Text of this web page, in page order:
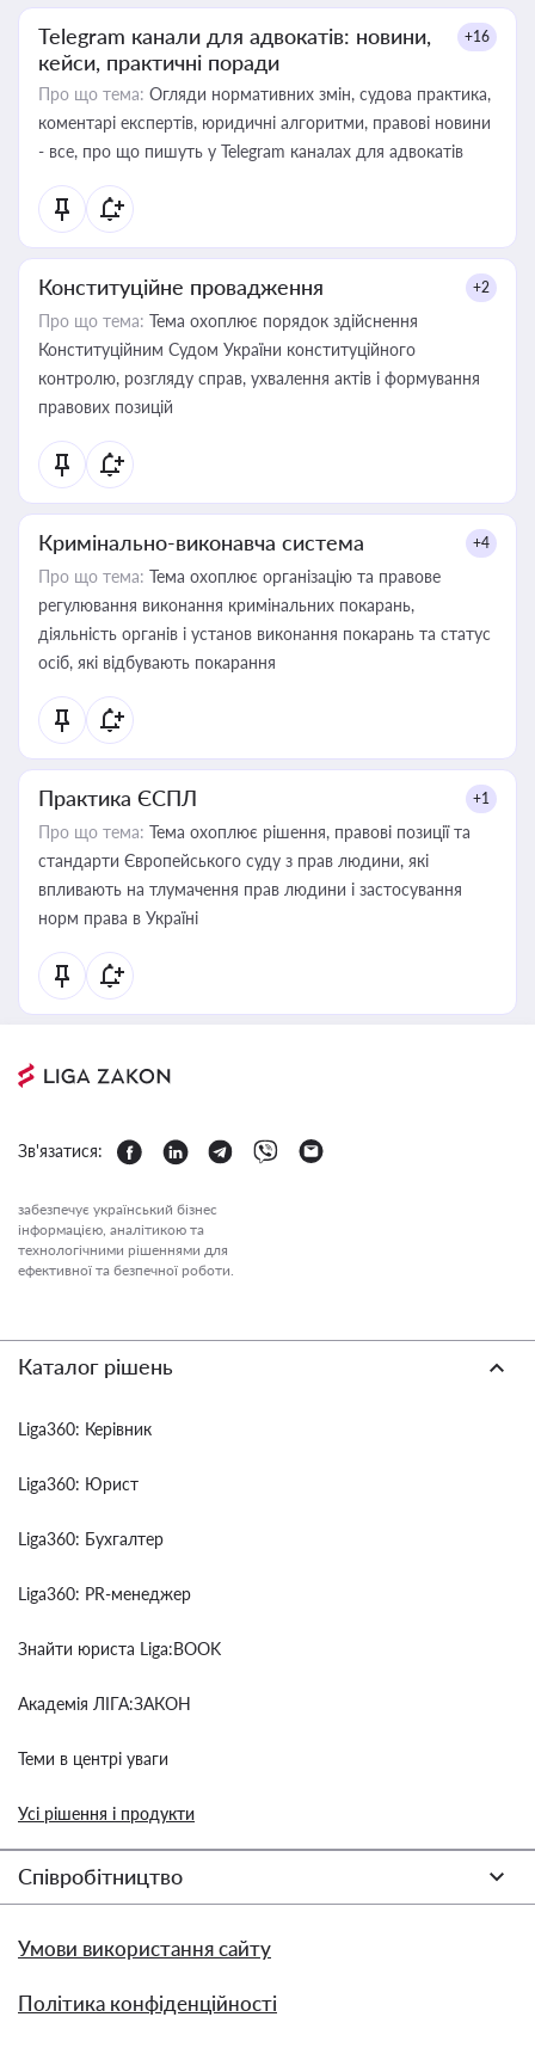
Telegram канали для адвокатів: новини,
кейси, практичні поради
+16
Про що тема: Огляди нормативних змін, судова практика,
коментарі експертів, юридичні алгоритми, правові новини
- все, про що пишуть у Telegram каналах для адвокатів
Конституційне провадження +2
Про що тема: Тема охоплює порядок здійснення
Конституційним Судом України конституційного
контролю, розгляду справ, ухвалення актів і формування
правових позицій
Кримінально-виконавча система +4
Про що тема: Тема охоплює організацію та правове
регулювання виконання кримінальних покарань,
діяльність органів і установ виконання покарань та статус
осіб, які відбувають покарання
Практика ЄСПЛ +1
Про що тема: Тема охоплює рішення, правові позиції та
стандарти Європейського суду з прав людини, які
впливають на тлумачення прав людини і застосування
норм права в Україні
Зв'язатися:
забезпечує український бізнес
інформацією, аналітикою та
технологічними рішеннями для
ефективної та безпечної роботи.
Каталог рішень
Liga360: Керівник
Liga360: Юрист
Liga360: Бухгалтер
Liga360: PR-менеджер
Знайти юриста Liga:BOOK
Академія ЛІГА:ЗАКОН
Теми в центрі уваги
Усі рішення і продукти
Співробітництво
Умови використання сайту
Політика конфіденційності